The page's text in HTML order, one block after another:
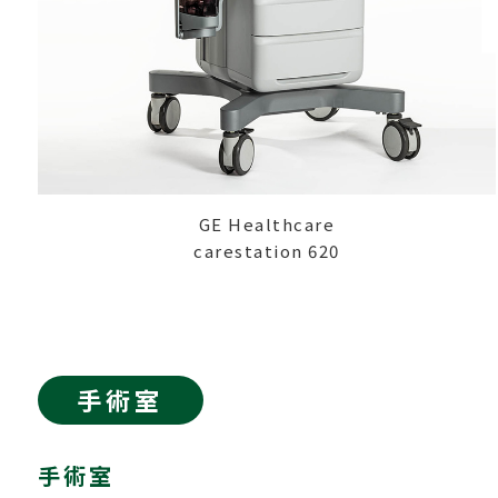
GE Healthcare
carestation 620
手術室
手術室